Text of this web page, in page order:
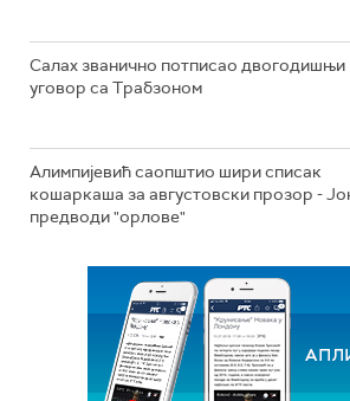
Салах званично потписао двогодишњи
уговор са Трабзоном
Алимпијевић саопштио шири списак
кошаркаша за августовски прозор -
предводи "орлове"